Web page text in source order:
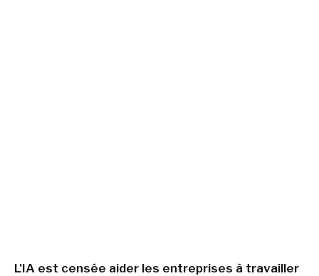
L'IA est censée aider les entreprises à travailler